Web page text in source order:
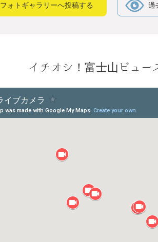
フォトギャラリーへ投稿する 過
イチオシ！富士山ビュー